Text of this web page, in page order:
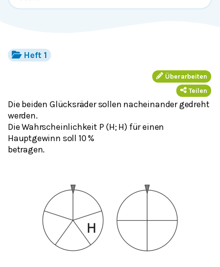
Heft 1
Überarbeiten
Teilen
Die beiden Glücksräder sollen nacheinander gedreht
werden.
Die Wahrscheinlichkeit P (H; H) für einen
Hauptgewinn soll 10 %
betragen.